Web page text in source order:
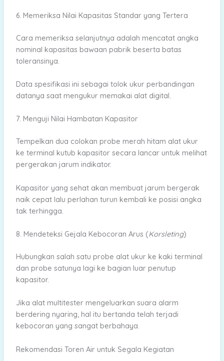
6. Memeriksa Nilai Kapasitas Standar yang Tertera
Cara memeriksa selanjutnya adalah mencatat angka
nominal kapasitas bawaan pabrik beserta batas
toleransinya.
Data spesifikasi ini sebagai tolok ukur perbandingan
datanya saat mengukur memakai alat digital.
7. Menguji Nilai Hambatan Kapasitor
Tempelkan dua colokan probe merah hitam alat ukur
ke terminal kutub kapasitor secara lancar untuk melihat
pergerakan jarum indikator.
Kapasitor yang sehat akan membuat jarum bergerak
naik cepat lalu perlahan turun kembali ke posisi angka
tak terhingga.
8. Mendeteksi Gejala Kebocoran Arus (Korsleting)
Hubungkan salah satu probe alat ukur ke kaki terminal
dan probe satunya lagi ke bagian luar penutup
kapasitor.
Jika alat multitester mengeluarkan suara alarm
berdering nyaring, hal itu bertanda telah terjadi
kebocoran yang sangat berbahaya.
Rekomendasi Toren Air untuk Segala Kegiatan